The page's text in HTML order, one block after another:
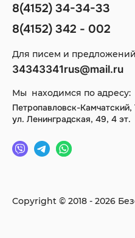
8(4152) 34-34-33
8(4152) 342 - 002
Для писем и предложений
34343341rus@mail.ru
Мы находимся по адресу:
Петропавловск-
ул. Ленинградская, 49, 4 эт.
Copyright © 2018 - 2026